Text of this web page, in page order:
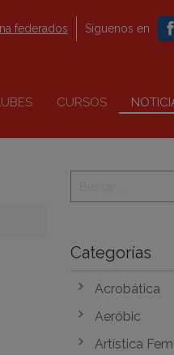
CURSOS
federados Síguenos en
Categorías
Acrobática
Aeróbic
Artística